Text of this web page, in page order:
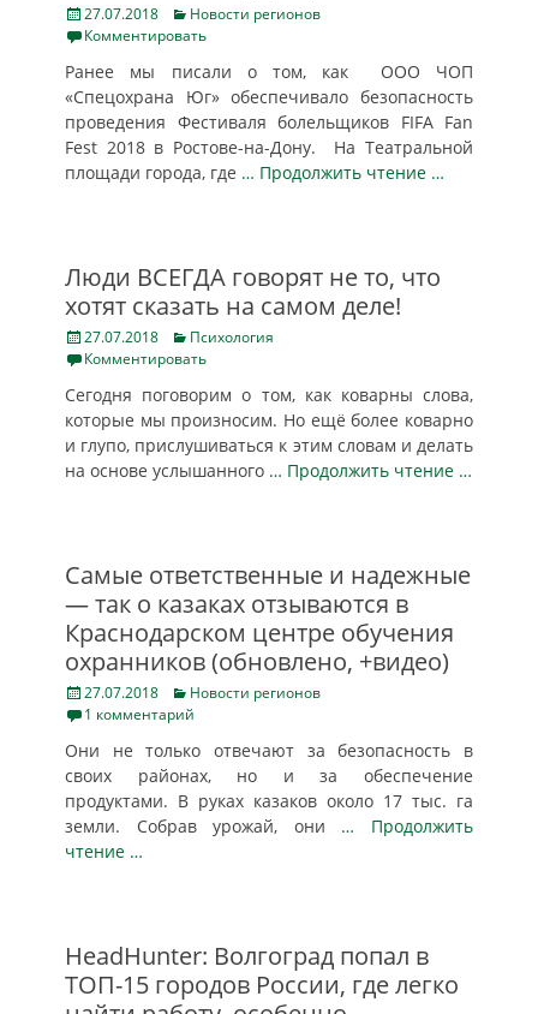
Posted
on
27.07.2018 Categories
Новости регионов
Комментировать
Ранее мы писали о том, как ООО ЧОП
«Спецохрана Юг» обеспечивало безопасность
проведения Фестиваля болельщиков FIFA Fan
Fest 2018 в Ростове-на-Дону. На Театральной
площади города, где … Продолжить чтение …
Люди ВСЕГДА говорят не то, что
хотят сказать на самом деле!
Posted
on
27.07.2018 Categories
Психология
Комментировать
Сегодня поговорим о том, как коварны слова,
которые мы произносим. Но ещё более коварно
и глупо, прислушиваться к этим словам и делать
на основе услышанного … Продолжить чтение …
Самые ответственные и надежные
— так о казаках отзываются в
Краснодарском центре обучения
охранников (обновлено, +видео)
Posted
on
27.07.2018 Categories
Новости регионов
1 комментарий
Они не только отвечают за безопасность в
своих районах, но и за обеспечение
продуктами. В руках казаков около 17 тыс. га
земли. Собрав урожай, они … Продолжить
чтение …
HeadHunter: Волгоград попал в
ТОП-15 городов России, где легко